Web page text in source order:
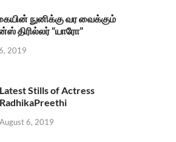
நுனிக்கு வர வைக்கும்
திரில்லர் “யாரோ”
2019
Latest Stills of Actress
RadhikaPreethi
August 6, 2019